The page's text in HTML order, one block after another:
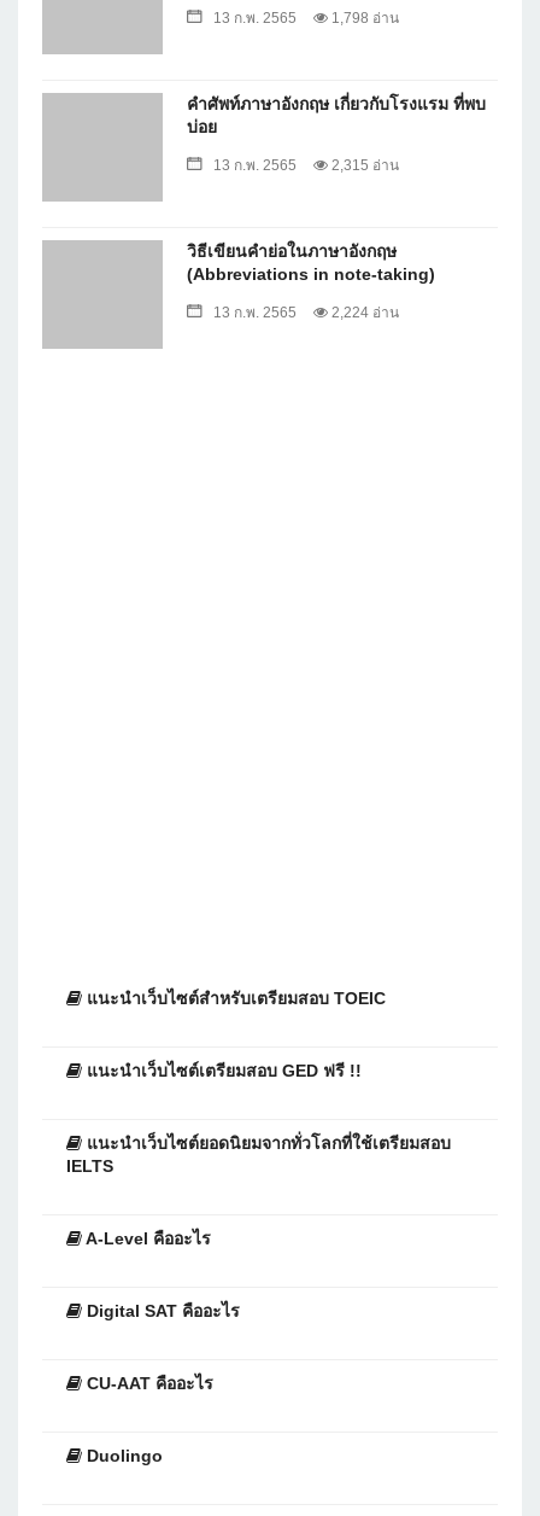
13 ก.พ. 2565 1,798 อ่าน
คำศัพท์ภาษาอังกฤษ เกี่ยวกับโรงแรม ที่พบ
บ่อย
13 ก.พ. 2565 2,315 อ่าน
วิธีเขียนคำย่อในภาษาอังกฤษ
(Abbreviations in note-taking)
13 ก.พ. 2565 2,224 อ่าน
แนะนำเว็บไซต์สำหรับเตรียมสอบ TOEIC
แนะนำเว็บไซต์เตรียมสอบ GED ฟรี !!
แนะนำเว็บไซต์ยอดนิยมจากทั่วโลกที่ใช้เตรียมสอบ
IELTS
A-Level คืออะไร
Digital SAT คืออะไร
CU-AAT คืออะไร
Duolingo